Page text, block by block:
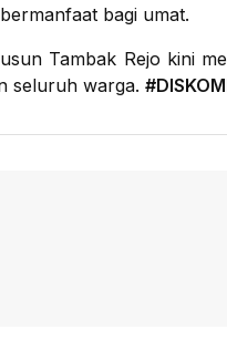
bagi umat.
Tambak Rejo kini
seluruh warga.